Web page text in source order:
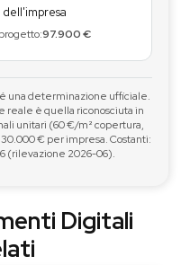
97.900 €
una determinazione ufficiale.
reale è quella riconosciuta in
unitari (60 €/m² copertura,
€ per impresa. Costanti:
(rilevazione 2026-06).
Digitali